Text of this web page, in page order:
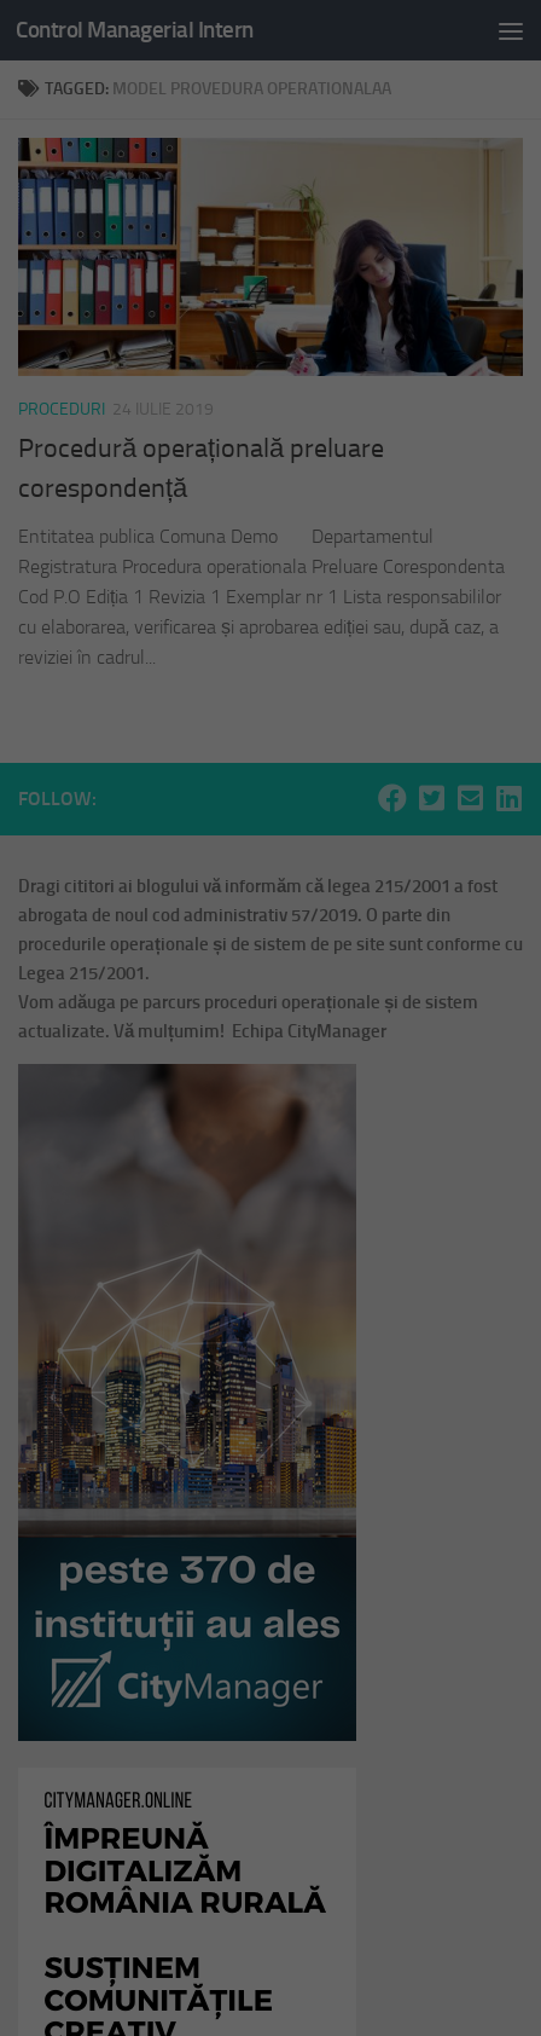
Skip to content
Control Managerial Intern
TAGGED: MODEL PROVEDURA OPERATIONALAA
PROCEDURI 24 IULIE 2019
Procedură operațională preluare
corespondență
Entitatea publica Comuna Demo Departamentul
Registratura Procedura operationala Preluare Corespondenta
Cod P.O Ediția 1 Revizia 1 Exemplar nr 1 Lista responsabililor
cu elaborarea, verificarea și aprobarea ediției sau, după caz, a
reviziei în cadrul...
FOLLOW:
Dragi cititori ai blogului vă informăm că legea 215/2001 a fost
abrogata de noul cod administrativ 57/2019. O parte din
procedurile operaționale și de sistem de pe site sunt conforme cu
Legea 215/2001.
Vom adăuga pe parcurs proceduri operaționale și de sistem
actualizate. Vă mulțumim! Echipa CityManager